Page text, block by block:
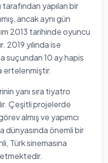
yapılan bir
ancak aynı gün
2013 tarihinde oyuncu
2019 yılında ise
suçundan 10 ay hapis
ertelenmiştir.
yanı sıra tiyatro
Çeşitli projelerde
almış ve yapımcı
dünyasında önemli bir
Türk sinemasına